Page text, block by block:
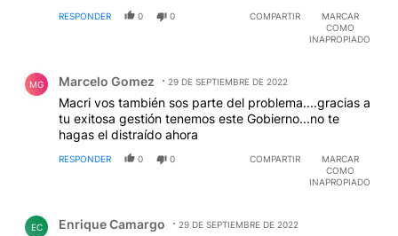
RESPONDER 0 0 COMPARTIR
MARCAR
COMO
INAPROPIADO
MG Marcelo Gomez 29 DE SEPTIEMBRE DE 2022
Macri vos también sos parte del problema....gracias a
tu exitosa gestión tenemos este Gobierno...no te
hagas el distraído ahora
RESPONDER 0 0 COMPARTIR
MARCAR
COMO
INAPROPIADO
EC Enrique Camargo 29 DE SEPTIEMBRE DE 2022